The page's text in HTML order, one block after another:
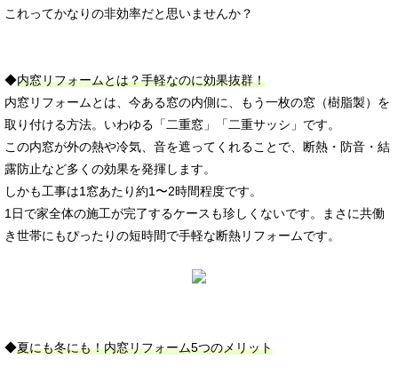
これってかなりの非効率だと思いませんか？
◆内窓リフォームとは？手軽なのに効果抜群！
内窓リフォームとは、今ある窓の内側に、もう一枚の窓（樹脂製）を
取り付ける方法。いわゆる「二重窓」「二重サッシ」です。
この内窓が外の熱や冷気、音を遮ってくれることで、断熱・防音・結
露防止など多くの効果を発揮します。
しかも工事は1窓あたり約1〜2時間程度です。
1日で家全体の施工が完了するケースも珍しくないです。まさに共働
き世帯にもぴったりの短時間で手軽な断熱リフォームです。
◆夏にも冬にも！内窓リフォーム5つのメリット